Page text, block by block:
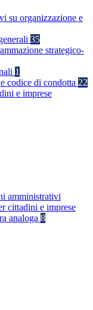
su organizzazione e
35
strategico-
1
codice di condotta 22
e imprese
amministrativi
cittadini e imprese
analoga 8